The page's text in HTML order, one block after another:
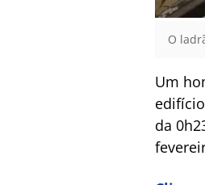
O
Um
da